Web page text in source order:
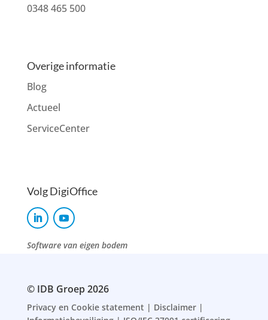
0348 465 500
Overige informatie
Blog
Actueel
ServiceCenter
Volg DigiOffice
Software van eigen bodem
© IDB Groep 2026
Privacy en Cookie statement | Disclaimer|